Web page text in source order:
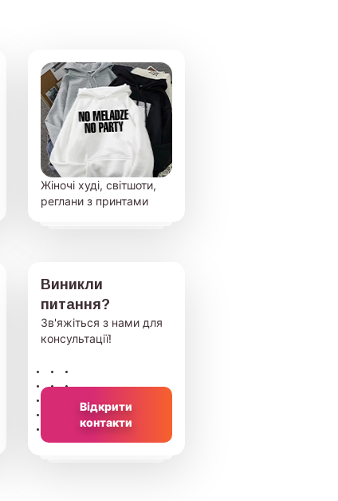
Жіночі худі, світшоти,
реглани з принтами
Виникли
питання?
Зв'яжіться з нами для
консультації!
Відкрити
контакти